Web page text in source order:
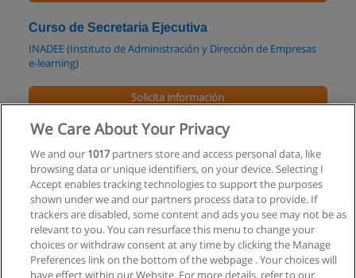
Curso de Secretaria Ejecutiva
INADEE (Instituto de Administración y Dirección de Empresas
e-learning)
Solicita información
Maestría en Gerenciamiento de Empresas
Agroalimenticias
Universidad Nacional de Rosario
Solicita información
We Care About Your Privacy
We and our 1017partners store and access personal data, like
browsing data or unique identifiers, on your device. Selecting I
Accept enables tracking technologies to support the purposes
shown under we and our partners process data to provide. If
trackers are disabled, some content and ads you see may not be as
relevant to you. You can resurface this menu to change your
choices or withdraw consent at any time by clicking the Manage
Preferences link on the bottom of the webpage . Your choices will
have effect within our Website. For more details, refer to our